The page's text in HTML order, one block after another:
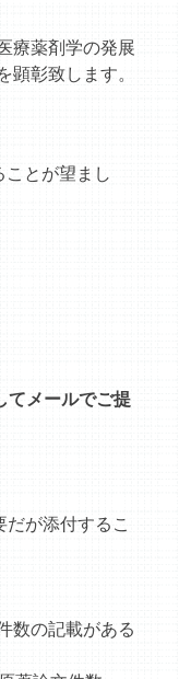
療薬剤学の発展
彰致します。
とが望まし
てメールでご提
が添付するこ
数の記載がある